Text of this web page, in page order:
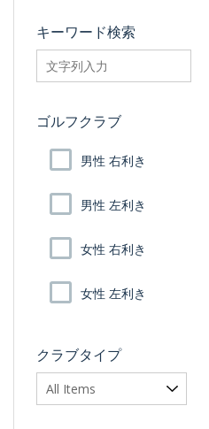
キーワード検索
searchfilter_pro
ゴルフクラブ
男性 右利き
男性 左利き
女性 右利き
女性 左利き
クラブタイプ